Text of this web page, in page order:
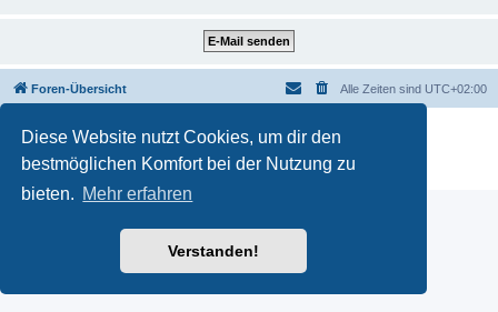
Diese Website nutzt Cookies, um dir den
bestmöglichen Komfort bei der Nutzung zu
bieten. Mehr erfahren
Verstanden!
Foren-Übersicht Alle Zeiten sind UTC+02:00
Powered by phpBB
® Forum Software © phpBB Limited
Deutsche Übersetzung durch
Datenschutz|Nutzungsbedingungen